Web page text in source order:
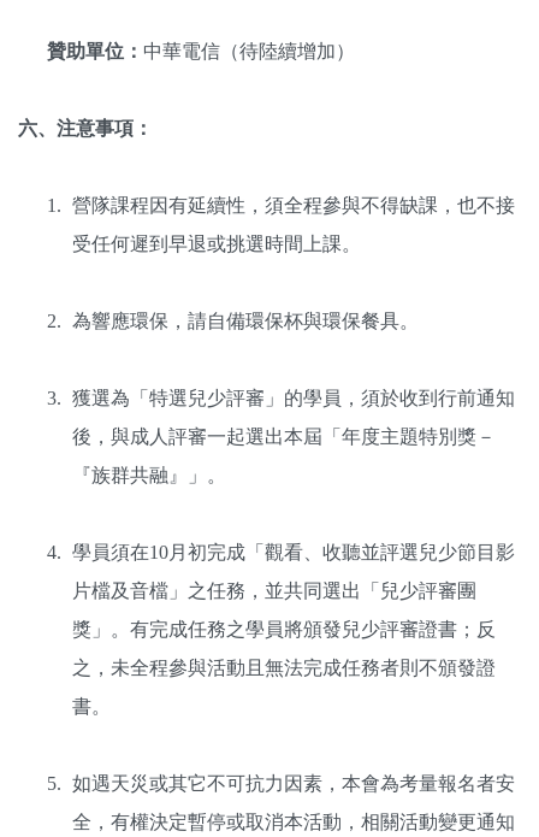
贊助單位： 中華電信（待陸續增加）
六、注意事項：
營隊課程因有延續性，須全程參與不得缺課，也不接
受任何遲到早退或挑選時間上課。
為響應環保，請自備環保杯與環保餐具。
獲選為「特選兒少評審」的學員，須於收到行前通知
後，與成人評審一起選出本屆「年度主題特別獎－
『族群共融』」
。
學員須在10月初完成「觀看、收聽並評選兒少節目影
片檔及音檔」之任務，並共同選出「兒少評審團
獎」。有完成任務之學員將頒發兒少評審證書；反
之，未全程參與活動且無法完成任務者則不頒發證
書。
如遇天災或其它不可抗力因素，本會為考量報名者安
全，有權決定暫停或取消本活動，相關活動變更通知